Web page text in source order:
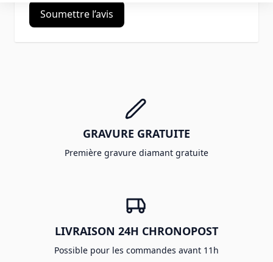
Soumettre l’avis
GRAVURE GRATUITE
Première gravure diamant gratuite
LIVRAISON 24H CHRONOPOST
Possible pour les commandes avant 11h